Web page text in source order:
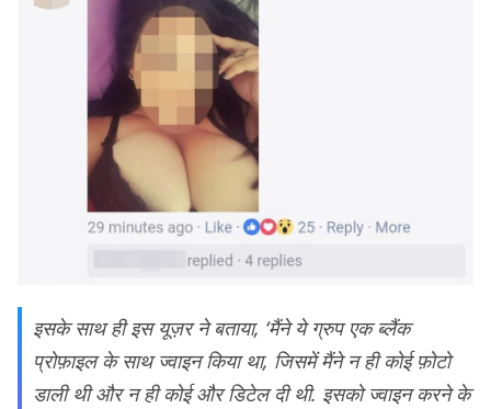
इसके साथ ही इस यूज़र ने बताया, ‘मैंने ये ग्रुप एक ब्लैंक
प्रोफ़ाइल के साथ ज्वाइन किया था, जिसमें मैंने न ही कोई फ़ोटो
डाली थी और न ही कोई और डिटेल दी थी. इसको ज्वाइन करने के